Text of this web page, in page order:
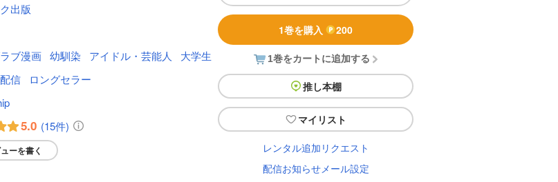
1巻を購入 200
1巻をカートに追加する
推し本棚
マイリスト
レンタル追加リクエスト
配信お知らせメール設定
出版
ブ漫画 幼馴染 アイドル・芸能人 大学生
信 ロングセラー
5.0 (15件)
ーを書く